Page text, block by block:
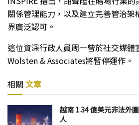
關係管理能力，以及建立完善管治
界廣泛認可。
這位資深行政人員周一曾於社交媒體
Wolsten & Associates將暫停運作。
相關 文章
越南 1.34 億美元非法外
人